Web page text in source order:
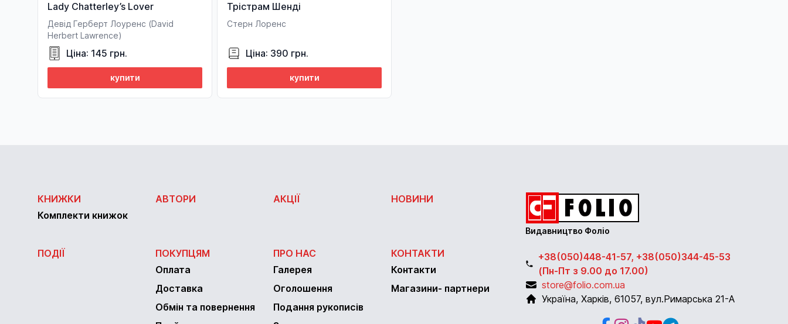
Lady Chatterley’s Lover
Девід Герберт Лоуренс (David
Herbert Lawrence)
Ціна: 145 грн.
купити
Трістрам Шенді
Стерн Лоренс
Ціна: 390 грн.
купити
КНИЖКИ
Комплекти книжок
АВТОРИ АКЦІЇ НОВИНИ
ПОДІЇ
ПОКУПЦЯМ
Оплата
Доставка
Обмін та повернення
ПРО НАС
Галерея
Оголошення
Подання рукописів
КОНТАКТИ
Контакти
Магазини- партнери
Видавництво Фоліо
+38(050)448-41-57, +38(050)344-45-53
(Пн-Пт з 9.00 до 17.00)
store@folio.com.ua
Україна, Харків, 61057, вул.Римарська 21-А